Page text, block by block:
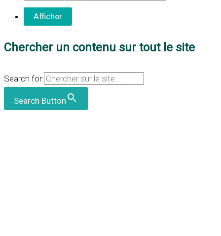
Chercher un contenu sur tout le site
Search for:
Search Button